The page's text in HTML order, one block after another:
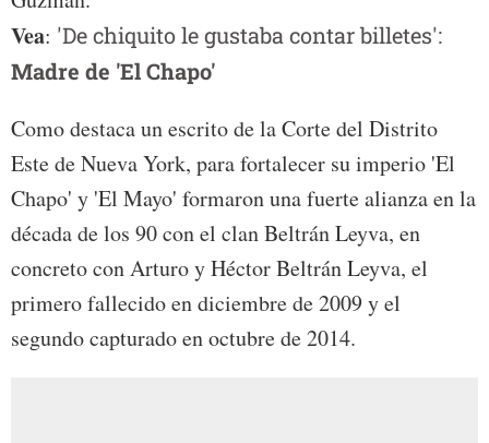
Vea: 'De chiquito le gustaba contar billetes':
Madre de 'El Chapo'
Como destaca un escrito de la Corte del Distrito
Este de Nueva York, para fortalecer su imperio 'El
Chapo' y 'El Mayo' formaron una fuerte alianza en la
década de los 90 con el clan Beltrán Leyva, en
concreto con Arturo y Héctor Beltrán Leyva, el
primero fallecido en diciembre de 2009 y el
segundo capturado en octubre de 2014.